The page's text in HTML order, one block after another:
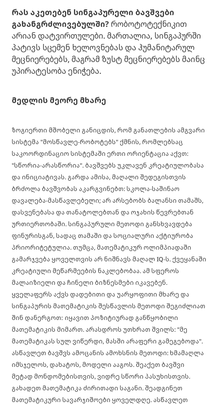
რას აკეთებენ სინგაპურელი ბავშვები
გახანგრძლივებულში?რობოტოტექნიკით
არიან დატვირთულები. მართალია, სინგაპურში
პატივს სცემენ ხელოვნებას და ჰუმანიტარულ
მეცნიერებებს, მაგრამ ზუსტ მეცნიერებებს მაინც
უპირატესობა ენიჭება.
მედლის მეორე მხარე
ზოგიერთი მშობელი განიცდის, რომ განათლების ამგვარი
სისტემა "მოსწავლე-რობოტებს" ქმნის, რომლებსაც
საკოორდინაციო სისტემაში ერთი ორიენტაცია აქვთ:
"სწორია-არასწორია". ბავშვებს უკლავენ კრეატიულობასა
და ინიციატივას. გარდა ამისა, მაღალი შედეგისთვის
ბრძოლა ბავშვობას აკარგვინებთ: სკოლა-საშინაო
დავალება-მასწავლებელი; არ არსებობს ბალანსი თამაშს,
დასვენებასა და თანატოლებთან და ოჯახის წევრებთან
ურთიერთობაში. სინგაპურული მეთოდი განსხვავდება
ფინურისგან, სადაც თამაში და სოციალური აქტიურობა
პრიორიტეტულია. თუმცა, მათემატიკურ ოლიმპიადაში
გამარჯვება ყოველთვის არ ნიშნავს მაღალ IQ-ს. ქვეყანაში
კრეატიული მეწარმეების ნაკლებობაა. ამ სფეროს
მალაიზიელი და ჩინელი ბიზნესმები იკავებენ.
ყველაფერს აქვს დადებითი და უარყოფითი მხარე და
სინგაპურის მათემატიკის შესწავლის მეთოდი შეგიძლიათ
შინ დანერგოთ: იყავით პოზიტიურად განწყობილი
მათემატიკის მიმართ. არასდროს უთხრათ შვილს: "მე
მათემატიკას სულ ვიწერდი, მასში არაფერი გამეგებოდა".
ასწავლეთ ბავშვს ამოცანის ამოხსნის მეთოდი: ხმამაღლა
იმსჯელოს, დახატოს, მოდელი ააგოს.შეაქეთ ბავშვი
მეტად მონდომებისთვის, ვიდრე სწორი პასუხისთვის.
გახადეთ მათემატიკა ძირითადი საგანი. შეადგინეთ
მათემატიკური სავარჯიშოები ყოველდღე. ასწავლეთ